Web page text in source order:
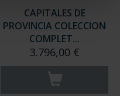
CAPITALES DE
PROVINCIA COLECCION
COMPLET...
3.796,00 €